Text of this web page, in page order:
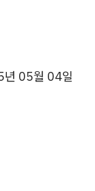
05월 04일